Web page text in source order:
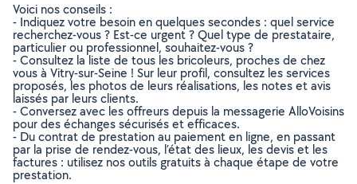
Voici nos conseils :
- Indiquez votre besoin en quelques secondes : quel service
recherchez-vous ? Est-ce urgent ? Quel type de prestataire,
particulier ou professionnel, souhaitez-vous ?
- Consultez la liste de tous les bricoleurs, proches de chez
vous à Vitry-sur-Seine ! Sur leur profil, consultez les services
proposés, les photos de leurs réalisations, les notes et avis
laissés par leurs clients.
- Conversez avec les offreurs depuis la messagerie AlloVoisins
pour des échanges sécurisés et efficaces.
- Du contrat de prestation au paiement en ligne, en passant
par la prise de rendez-vous, l’état des lieux, les devis et les
factures : utilisez nos outils gratuits à chaque étape de votre
prestation.